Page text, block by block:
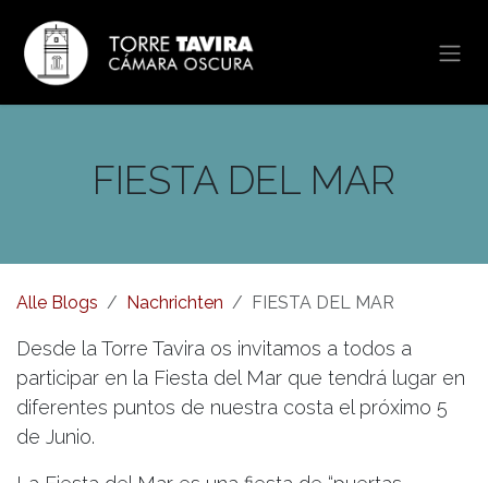
FIESTA DEL MAR
Alle Blogs Nachrichten FIESTA DEL MAR
Desde la Torre Tavira os invitamos a todos a
participar en la Fiesta del Mar que tendrá lugar en
diferentes puntos de nuestra costa el próximo 5
de Junio.